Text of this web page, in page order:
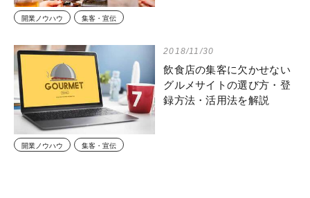
開業ノウハウ 集客・宣伝
2018/11/30
飲食店の集客に欠かせない
グルメサイトの選び方・登
録方法・活用法を解説
開業ノウハウ 集客・宣伝